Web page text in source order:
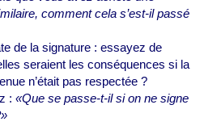
comment cela s’est-il passé
de la signature : essayez de
seraient les conséquences si la
n’était pas respectée ?
: «Que se passe-t-il si on ne signe